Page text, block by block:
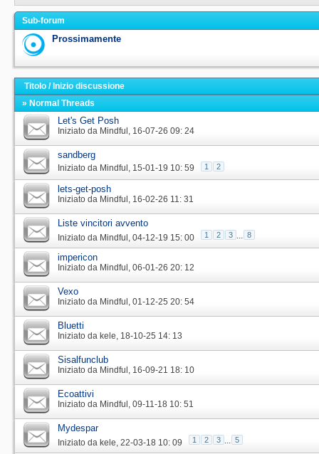
Sub-forum
Prossimamente
Titolo /Inizio discussione
» Normal Threads
Let's Get Posh
Iniziato da Mindful‎, 16-07-26 09: 24
sandberg
Iniziato da Mindful‎, 15-01-19 10: 59 1 2
lets-get-posh
Iniziato da Mindful‎, 16-02-26 11: 31
Liste vincitori avvento
Iniziato da Mindful‎, 04-12-19 15: 00 1 2 3 ... 8
impericon
Iniziato da Mindful‎, 06-01-26 20: 12
Vexo
Iniziato da Mindful‎, 01-12-25 20: 54
Bluetti
Iniziato da kele‎, 18-10-25 14: 13
Sisalfunclub
Iniziato da Mindful‎, 16-09-21 18: 10
Ecoattivi
Iniziato da Mindful‎, 09-11-18 10: 51
Mydespar
Iniziato da kele‎, 22-03-18 10: 09 1 2 3 ... 5